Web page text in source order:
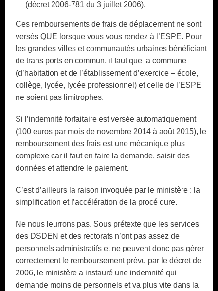
(décret 2006-781 du 3 juillet 2006).
Ces remboursements de frais de déplacement ne sont
versés QUE lorsque vous vous rendez à l’ESPE. Pour
les grandes villes et communautés urbaines bénéficiant
de trans ports en commun, il faut que la commune
(d’habitation et de l’établissement d’exercice – école,
collège, lycée, lycée professionnel) et celle de l’ESPE
ne soient pas limitrophes.
Si l’indemnité forfaitaire est versée automatiquement
(100 euros par mois de novembre 2014 à août 2015), le
remboursement des frais est une mécanique plus
complexe car il faut en faire la demande, saisir des
données et attendre le paiement.
C’est d’ailleurs la raison invoquée par le ministère : la
simplification et l’accélération de la procé dure.
Ne nous leurrons pas. Sous prétexte que les services
des DSDEN et des rectorats n’ont pas assez de
personnels administratifs et ne peuvent donc pas gérer
correctement le remboursement prévu par le décret de
2006, le ministère a instauré une indemnité qui
demande moins de personnels et va plus vite dans la